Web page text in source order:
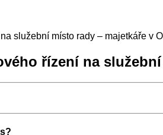
služební místo rady – majetkáře v
řízení na